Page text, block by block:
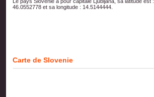
46.0552778 et sa longitude : 14.5144444.
Carte de Slovenie